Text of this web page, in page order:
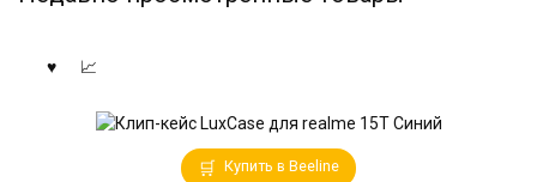
Купить в Beeline